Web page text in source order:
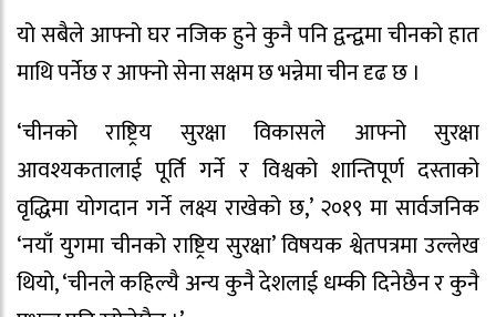
यो सबैले आफ्नो घर नजिक हुने कुनै पनि द्वन्द्वमा चीनको हात
माथि पर्नेछ र आफ्नो सेना सक्षम छ भन्नेमा चीन दृढ छ ।
‘चीनको राष्ट्रिय सुरक्षा विकासले आफ्नो सुरक्षा
आवश्यकतालाई पूर्ति गर्ने र विश्वको शान्तिपूर्ण दस्ताको
वृद्धिमा योगदान गर्ने लक्ष्य राखेको छ,’ २०१९ मा सार्वजनिक
‘नयाँ युगमा चीनको राष्ट्रिय सुरक्षा’ विषयक श्वेतपत्रमा उल्लेख
थियो, ‘चीनले कहिल्यै अन्य कुनै देशलाई धम्की दिनेछैन र कुनै